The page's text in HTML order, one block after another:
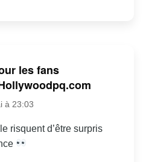
les fans
à 23:03
risquent d’être surpris